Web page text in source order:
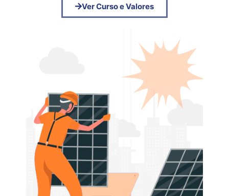
Ver Curso e Valores